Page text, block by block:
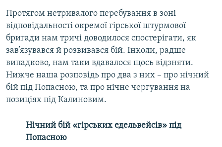
Протягом нетривалого перебування в зоні
відповідальності окремої гірської штурмової
бригади нам тричі доводилося спостерігати, як
зав’язувався й розвивався бій. Інколи, радше
випадково, нам таки вдавалося щось відзняти.
Нижче наша розповідь про два з них – про нічний
бій під Попасною, та про нічне чергування на
позиціях під Калиновим.
Нічний бій «гірських едельвейсів» під
Попасною